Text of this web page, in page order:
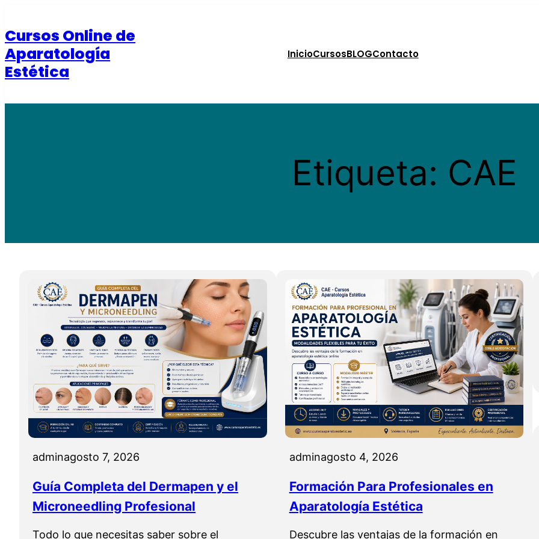
al
contenido
Cursos Online de
Aparatología
Estética
InicioCursosBLOGContacto
Etiqueta: CAE
adminagosto 7, 2026
Guía Completa del Dermapen y el
Microneedling Profesional
Todo lo que necesitas saber sobre el
adminagosto 4, 2026
Formación Para Profesionales en
Aparatología Estética
Descubre las ventajas de la formación en